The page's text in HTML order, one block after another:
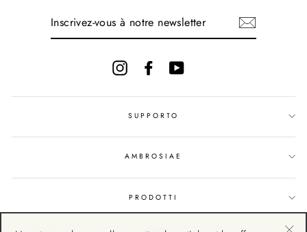
InstagramFacebookYouTube
SUPPORTO
AMBROSIAE
PRODOTTI